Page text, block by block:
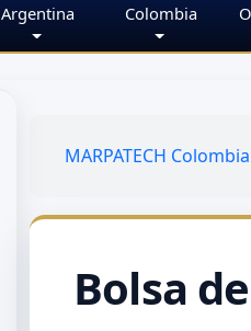
Argentina Colombia
MARPATECH Colombia
Bolsa